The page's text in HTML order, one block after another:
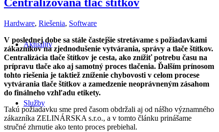
Aktuality
Služby
Centralizovaná tlač štítkov
Hardware, Riešenia, Software
V poslednej dobe sa stále častejšie stretávame s požiadavkami
zákazníkov na zjednodušenie vytvárania, správy a tlače štítkov.
Centralizácia tlače štítkov je cesta, ako znížiť potrebu času na
prípravu tlače ako aj samotný proces tlačenia. Ďalším prínosom
tohto riešenia je taktiež zníženie chybovosti v celom procese
vytvárania tlače štítkov a zamedzenie neoprávneným zásahom
do finálneho vzhľadu etikety.
Takú požiadavku sme pred časom obdržali aj od nášho významného
zákazníka ZELINÁRSKA s.r.o., a v tomto článku prinášame
stručné zhrnutie ako tento proces prebiehal.